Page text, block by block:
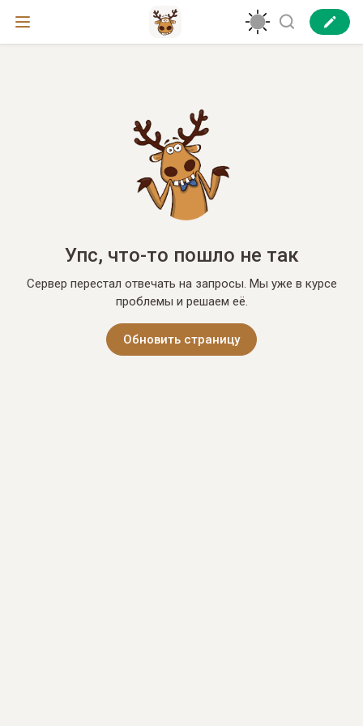
Упс, что-то пошло не так
Сервер перестал отвечать на запросы. Мы уже в курсе
проблемы и решаем её.
Обновить страницу